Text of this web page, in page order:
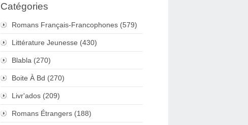
Catégories
Romans Français-Francophones (579)
Littérature Jeunesse (430)
Blabla (270)
Boite À Bd (270)
Livr'ados (209)
Romans Étrangers (188)